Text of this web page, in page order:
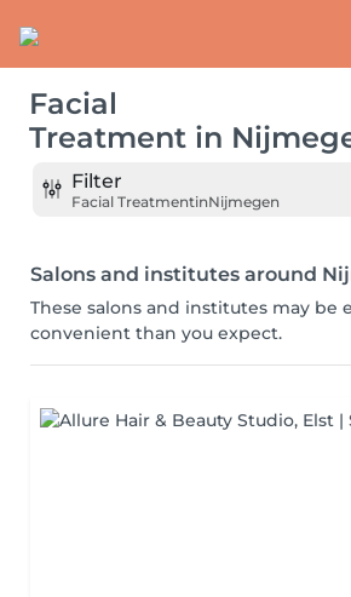
Facial
Treatment in
Filter
Facial TreatmentinNijmegen
Salons and institutes around
These salons and institutes may be
convenient than you expect.